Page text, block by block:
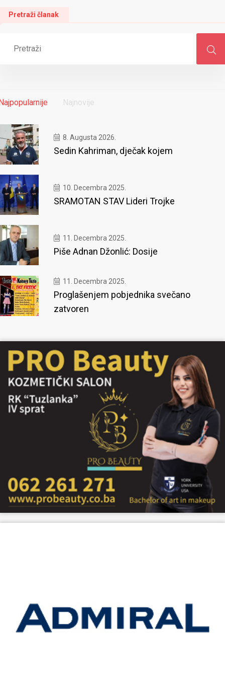
Pretraži članak
Najnovije
8. Augusta 2026.
Sedin Kahriman, dječak kojem
10. Decembra 2025.
SRAMOTAN STAV Lideri Trojke
11. Decembra 2025.
Piše Adnan Džonlić: Dosije
11. Decembra 2025.
Proglašenjem pobjednika svečano
zatvoren